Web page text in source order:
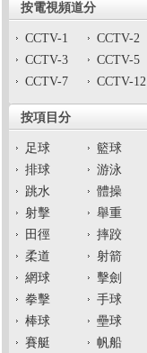
按電視頻道分
CCTV-1
CCTV-2
CCTV-3
CCTV-5
CCTV-7
CCTV-12
按項目分
足球
籃球
排球
游泳
跳水
體操
射擊
舉重
田徑
摔跤
柔道
射箭
網球
擊劍
拳擊
手球
棒球
壘球
賽艇
帆船